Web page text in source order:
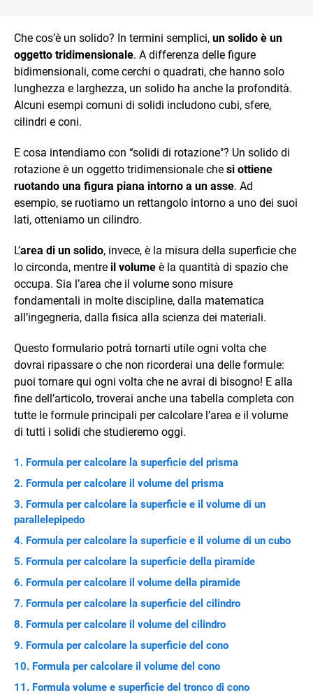
Che cos’è un solido? In termini semplici, un solido è un
oggetto tridimensionale. A differenza delle figure
bidimensionali, come cerchi o quadrati, che hanno solo
lunghezza e larghezza, un solido ha anche la profondità.
Alcuni esempi comuni di solidi includono cubi, sfere,
cilindri e coni.
E cosa intendiamo con “solidi di rotazione"? Un solido di
rotazione è un oggetto tridimensionale che si ottiene
ruotando una figura piana intorno a un asse. Ad
esempio, se ruotiamo un rettangolo intorno a uno dei suoi
lati, otteniamo un cilindro.
L’area di un solido, invece, è la misura della superficie che
lo circonda, mentre il volume è la quantità di spazio che
occupa. Sia l’area che il volume sono misure
fondamentali in molte discipline, dalla matematica
all’ingegneria, dalla fisica alla scienza dei materiali.
Questo formulario potrà tornarti utile ogni volta che
dovrai ripassare o che non ricorderai una delle formule:
puoi tornare qui ogni volta che ne avrai di bisogno! E alla
fine dell’articolo, troverai anche una tabella completa con
tutte le formule principali per calcolare l’area e il volume
di tutti i solidi che studieremo oggi.
Formula per calcolare la superficie del prisma
Formula per calcolare il volume del prisma
Formula per calcolare la superficie e il volume di un
parallelepipedo
Formula per calcolare la superficie e il volume di un cubo
Formula per calcolare la superficie della piramide
Formula per calcolare il volume della piramide
Formula per calcolare la superficie del cilindro
Formula per calcolare il volume del cilindro
Formula per calcolare la superficie del cono
Formula per calcolare il volume del cono
Formula volume e superficie del tronco di cono